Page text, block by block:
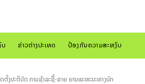
ບ ຂ່າວຕ່າງປະເທດ ປ້ອງກັນຄວາມສະຫງົບ
ຕັ້ງປະຕິບັດ ການຊໍາລະຊື້-ຂາຍ ຍານພະຫະນະທາງບົກ